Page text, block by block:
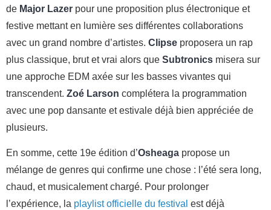
de Major Lazer pour une proposition plus électronique et
festive mettant en lumière ses différentes collaborations
avec un grand nombre d’artistes. Clipse proposera un rap
plus classique, brut et vrai alors que Subtronics misera sur
une approche EDM axée sur les basses vivantes qui
transcendent. Zoé Larson complétera la programmation
avec une pop dansante et estivale déjà bien appréciée de
plusieurs.
En somme, cette 19e édition d’Osheaga propose un
mélange de genres qui confirme une chose : l’été sera long,
chaud, et musicalement chargé. Pour prolonger
l’expérience, la playlist officielle du festival est déjà